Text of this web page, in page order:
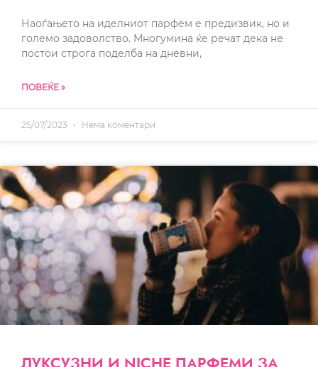
Наоѓањето на иделниот парфем е предизвик, но и
големо задоволство. Многумина ќе речат дека не
постои строга поделба на дневни,
ПОВЕЌЕ »
25/07/2023 Нема коментари